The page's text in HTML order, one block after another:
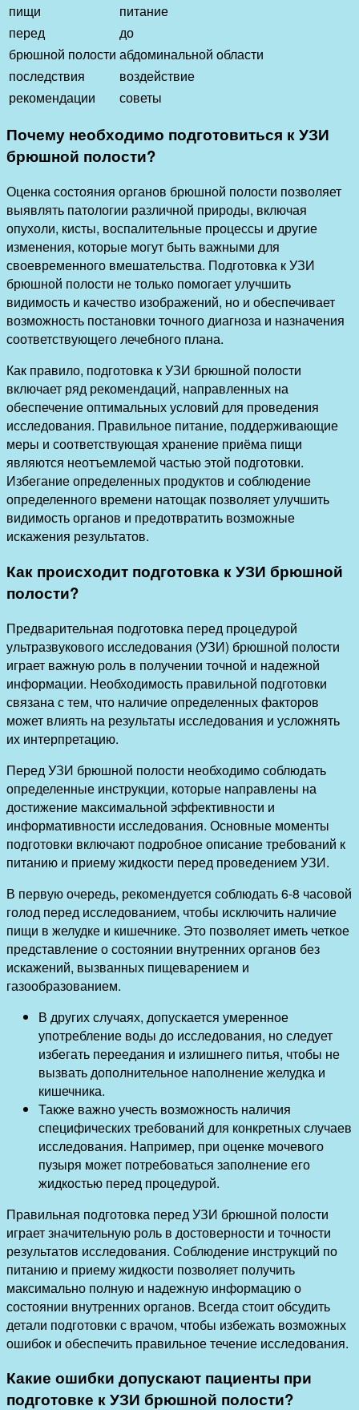
пищи
питание
перед
до
брюшной полости абдоминальной области
последствия
воздействие
рекомендации
советы
Почему необходимо подготовиться к УЗИ
брюшной полости?
Оценка состояния органов брюшной полости позволяет
выявлять патологии различной природы, включая
опухоли, кисты, воспалительные процессы и другие
изменения, которые могут быть важными для
своевременного вмешательства. Подготовка к УЗИ
брюшной полости не только помогает улучшить
видимость и качество изображений, но и обеспечивает
возможность постановки точного диагноза и назначения
соответствующего лечебного плана.
Как правило, подготовка к УЗИ брюшной полости
включает ряд рекомендаций, направленных на
обеспечение оптимальных условий для проведения
исследования. Правильное питание, поддерживающие
меры и соответствующая хранение приёма пищи
являются неотъемлемой частью этой подготовки.
Избегание определенных продуктов и соблюдение
определенного времени натощак позволяет улучшить
видимость органов и предотвратить возможные
искажения результатов.
Как происходит подготовка к УЗИ брюшной
полости?
Предварительная подготовка перед процедурой
ультразвукового исследования (УЗИ) брюшной полости
играет важную роль в получении точной и надежной
информации. Необходимость правильной подготовки
связана с тем, что наличие определенных факторов
может влиять на результаты исследования и усложнять
их интерпретацию.
Перед УЗИ брюшной полости необходимо соблюдать
определенные инструкции, которые направлены на
достижение максимальной эффективности и
информативности исследования. Основные моменты
подготовки включают подробное описание требований к
питанию и приему жидкости перед проведением УЗИ.
В первую очередь, рекомендуется соблюдать 6-8 часовой
голод перед исследованием, чтобы исключить наличие
пищи в желудке и кишечнике. Это позволяет иметь четкое
представление о состоянии внутренних органов без
искажений, вызванных пищеварением и
газообразованием.
В других случаях, допускается умеренное
употребление воды до исследования, но следует
избегать переедания и излишнего питья, чтобы не
вызвать дополнительное наполнение желудка и
кишечника.
Также важно учесть возможность наличия
специфических требований для конкретных случаев
исследования. Например, при оценке мочевого
пузыря может потребоваться заполнение его
жидкостью перед процедурой.
Правильная подготовка перед УЗИ брюшной полости
играет значительную роль в достоверности и точности
результатов исследования. Соблюдение инструкций по
питанию и приему жидкости позволяет получить
максимально полную и надежную информацию о
состоянии внутренних органов. Всегда стоит обсудить
детали подготовки с врачом, чтобы избежать возможных
ошибок и обеспечить правильное течение исследования.
Какие ошибки допускают пациенты при
подготовке к УЗИ брюшной полости?